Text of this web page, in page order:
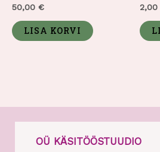
Hinnanguga
0
5
50,00 €
LISA KORVI
0
5
2,00
OÜ KÄSITÖÖSTUUDIO